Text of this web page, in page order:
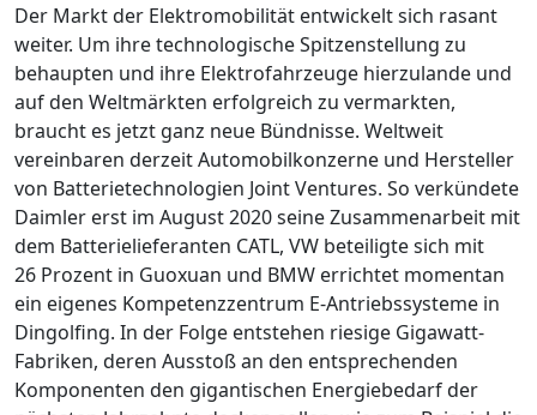
Der Markt der Elektromobilität entwickelt sich rasant
weiter. Um ihre technologische Spitzenstellung zu
behaupten und ihre Elektrofahrzeuge hierzulande und
auf den Weltmärkten erfolgreich zu vermarkten,
braucht es jetzt ganz neue Bündnisse. Weltweit
vereinbaren derzeit Automobilkonzerne und Hersteller
von Batterietechnologien Joint Ventures. So verkündete
Daimler erst im August 2020 seine Zusammenarbeit mit
dem Batterielieferanten CATL, VW beteiligte sich mit
26 Prozent in Guoxuan und BMW errichtet momentan
ein eigenes Kompetenzzentrum E-Antriebssysteme in
Dingolfing. In der Folge entstehen riesige Gigawatt-
Fabriken, deren Ausstoß an den entsprechenden
Komponenten den gigantischen Energiebedarf der